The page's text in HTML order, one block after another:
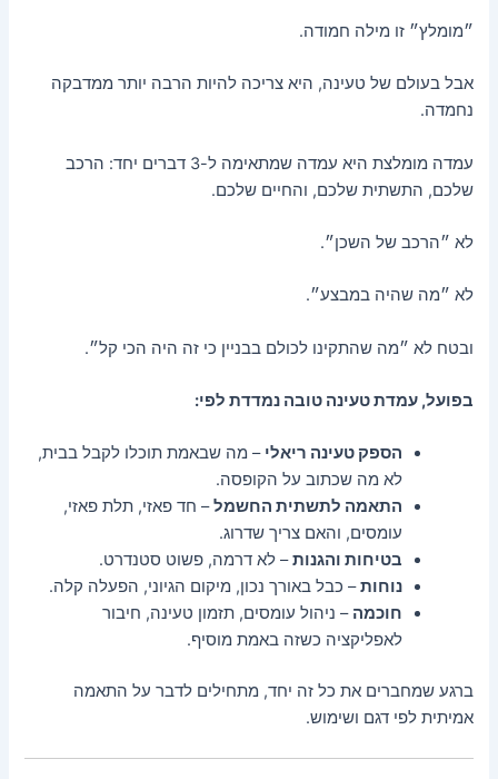
״מומלץ״ זו מילה חמודה.
אבל בעולם של טעינה, היא צריכה להיות הרבה יותר ממדבקה
נחמדה.
עמדה מומלצת היא עמדה שמתאימה ל-3 דברים יחד: הרכב
שלכם, התשתית שלכם, והחיים שלכם.
לא ״הרכב של השכן״.
לא ״מה שהיה במבצע״.
ובטח לא ״מה שהתקינו לכולם בבניין כי זה היה הכי קל״.
בפועל, עמדת טעינה טובה נמדדת לפי:
הספק טעינה ריאלי – מה שבאמת תוכלו לקבל בבית,
לא מה שכתוב על הקופסה.
התאמה לתשתית החשמל– חד פאזי, תלת פאזי,
עומסים, והאם צריך שדרוג.
בטיחות והגנות– לא דרמה, פשוט סטנדרט.
נוחות– כבל באורך נכון, מיקום הגיוני, הפעלה קלה.
חוכמה – ניהול עומסים, תזמון טעינה, חיבור
לאפליקציה כשזה באמת מוסיף.
ברגע שמחברים את כל זה יחד, מתחילים לדבר על התאמה
אמיתית לפי דגם ושימוש.